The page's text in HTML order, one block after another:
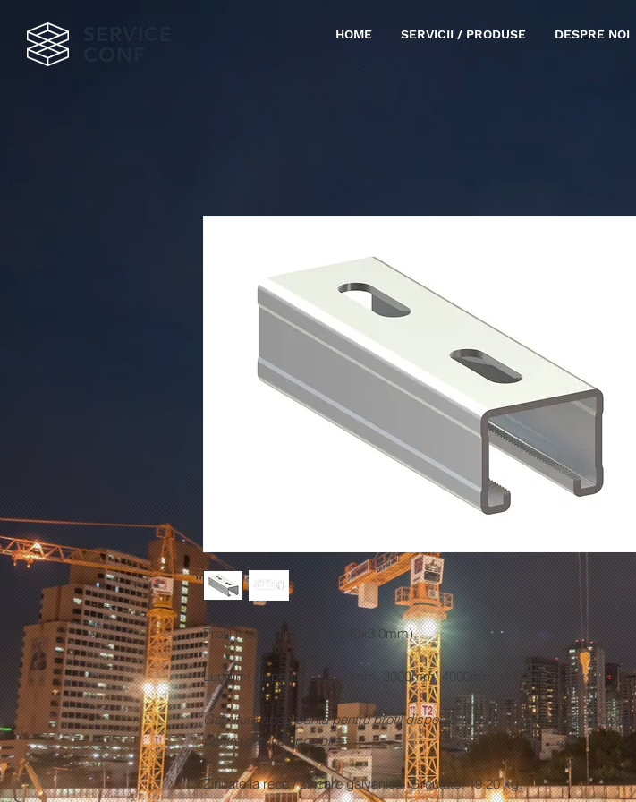
HOME SERVICII / PRODUSE DESPRE NOI
Profil montaj tip MB (50x40x3.0mm).
Lungimi disponibile: 2000mm, 3000mm, 4000mm, 6000mm.
Garnitura absorbanta pentru profil disponibila ca si reper separat. Capace
pentru profil disponibile.
Zincate la rece / zincare galvanica. Greutate: 19.20 kg.